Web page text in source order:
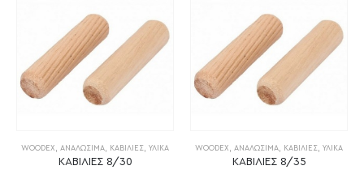
WOODEX , ΑΝΑΛΏΣΙΜΑ, ΚΑΒΊΛΙΕΣ, ΥΛΙΚΆ
ΚΑΒΙΛΙΕΣ 8/30
WOODEX , ΑΝΑΛΏΣΙΜΑ, ΚΑΒΊΛΙΕΣ, ΥΛΙΚΆ
ΚΑΒΙΛΙΕΣ 8/35